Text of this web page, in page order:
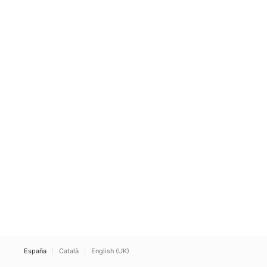
España Català English (UK)